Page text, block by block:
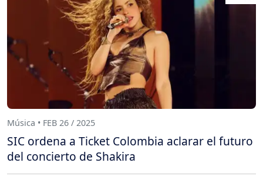
Música • FEB 26 / 2025
SIC ordena a Ticket Colombia aclarar el futuro
del concierto de Shakira